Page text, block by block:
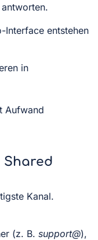
Interface entstehen
in
Aufwand
Shared
Kanal.
(z. B. support@),